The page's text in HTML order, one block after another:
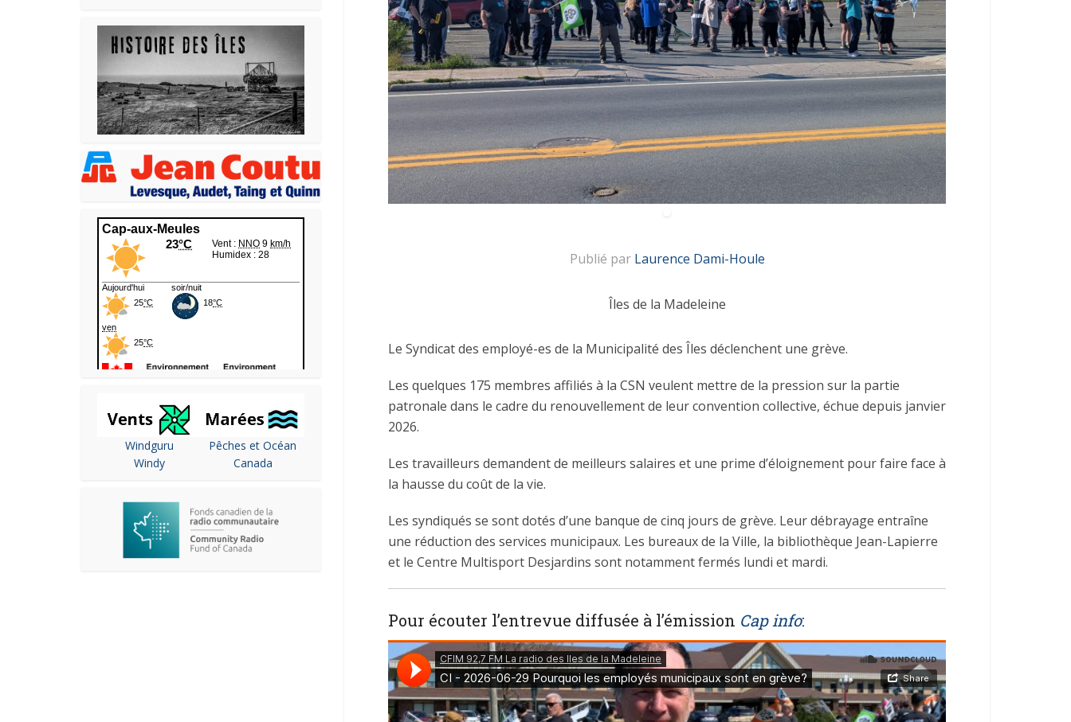
Windguru
Windy
Pêches et Océan
Canada
Publié par Laurence Dami-Houle
Îles de la Madeleine
Le Syndicat des employé-es de la Municipalité des Îles déclenchent une grève.
Les quelques 175 membres affiliés à la CSN veulent mettre de la pression sur la partie
patronale dans le cadre du renouvellement de leur convention collective, échue depuis janvier
2026.
Les travailleurs demandent de meilleurs salaires et une prime d’éloignement pour faire face à
la hausse du coût de la vie.
Les syndiqués se sont dotés d’une banque de cinq jours de grève. Leur débrayage entraîne
une réduction des services municipaux. Les bureaux de la Ville, la bibliothèque Jean-Lapierre
et le Centre Multisport Desjardins sont notamment fermés lundi et mardi.
Pour écouter l’entrevue diffusée à l’émission Cap info: